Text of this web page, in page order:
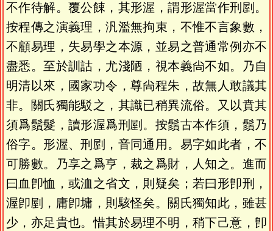
不作待解。覆公餗，其形渥，謂形渥當作刑剭。
按程傳之演義理，汎濫無拘束，不惟不言象數，
不顧易理，失易學之本源，並易之普通常例亦不
盡悉。至於訓詁，尤淺陋，視本義尙不如。乃自
明清以來，國家功令，尊尙程朱，故無人敢議其
非。關氏獨能駁之，其識已稍異流俗。又以賁其
須爲鬚髮，讀形渥爲刑剭。按鬚古本作須，鬚乃
俗字。形渥、刑剭，音同通用。易字如此者，不
可勝數。乃享之爲亨，裁之爲財，人知之。進而
曰血卽恤，或洫之省文，則疑矣；若曰形卽刑，
渥卽剭，庸卽墉，則駭怪矣。關氏獨知此，雖甚
少，亦足貴也。惜其於易理不明，稍下己意，卽